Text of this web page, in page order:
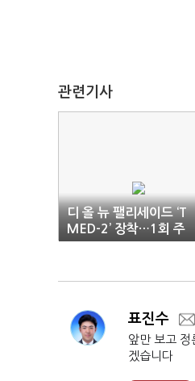
관련기사
디 올 뉴 팰리세이드 ‘T
MED-2’ 장착…1회 주
유 1천km 주행
표진수
앞만 보고 정
겠습니다